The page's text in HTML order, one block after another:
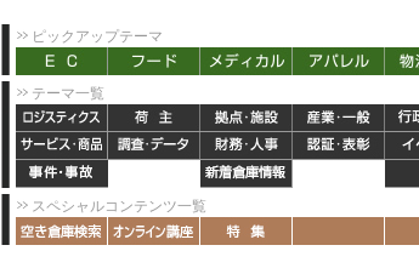
ピックアップテーマ
テーマ一覧
スペシャルコンテンツ一覧